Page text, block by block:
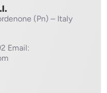
(Pn) – Italy
Email: